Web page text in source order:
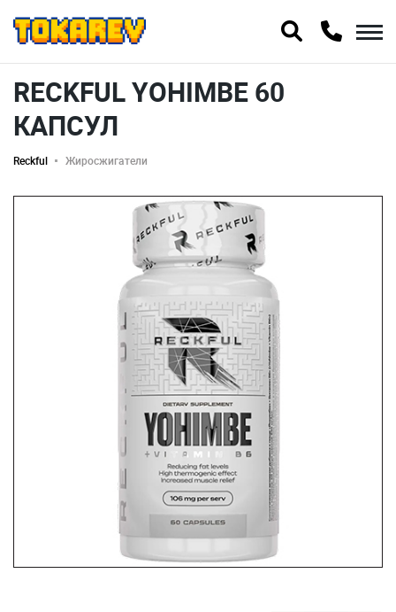
RECKFUL YOHIMBE 60
КАПСУЛ
Reckful Жиросжигатели